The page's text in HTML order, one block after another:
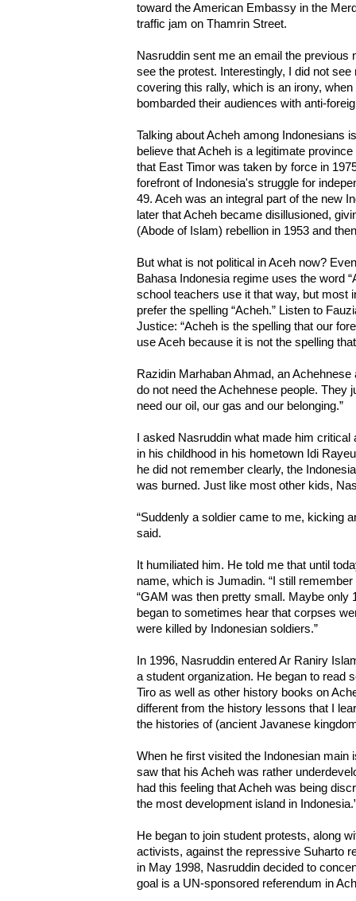
toward the American Embassy in the
traffic jam on Thamrin Street.
Nasruddin sent me an email the previous
see the protest. Interestingly, I did not
covering this rally, which is an irony,
bombarded their audiences with anti-
Talking about Acheh among Indonesians
believe that Acheh is a legitimate
that East Timor was taken by force in
forefront of Indonesia's struggle for
49. Aceh was an integral part of the new
later that Acheh became disillusioned,
(Abode of Islam) rebellion in 1953 and
But what is not political in Aceh now?
Bahasa Indonesia regime uses the word
school teachers use it that way, but most
prefer the spelling “Acheh.” Listen to
Justice: “Acheh is the spelling that our
use Aceh because it is not the spelling
Razidin Marhaban Ahmad, an
do not need the Achehnese people. They
need our oil, our gas and our belonging.”
I asked Nasruddin what made him
in his childhood in his hometown Idi
he did not remember clearly, the
was burned. Just like most other kids,
“Suddenly a soldier came to me, kicking
said.
It humiliated him. He told me that until
name, which is Jumadin. “I still remember
“GAM was then pretty small. Maybe only
began to sometimes hear that corpses
were killed by Indonesian soldiers.”
In 1996, Nasruddin entered Ar Raniry
a student organization. He began to read
Tiro as well as other history books on
different from the history lessons that I
the histories of (ancient Javanese
When he first visited the Indonesian main
saw that his Acheh was rather
had this feeling that Acheh was being
the most development island in
He began to join student protests, along
activists, against the repressive Suharto
in May 1998, Nasruddin decided to
goal is a UN-sponsored referendum in